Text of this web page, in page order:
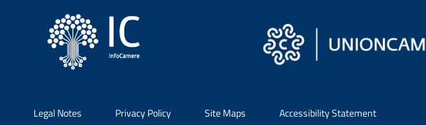
Legal Notes Privacy Policy Site Maps Accessibility Statement